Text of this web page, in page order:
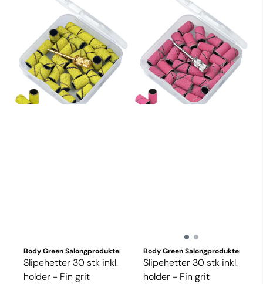
Body Green Salongprodukter
Slipehetter 30 stk inkl.
holder - Fin grit
Body Green Salongprodukter
Slipehetter 30 stk inkl.
holder - Fin grit